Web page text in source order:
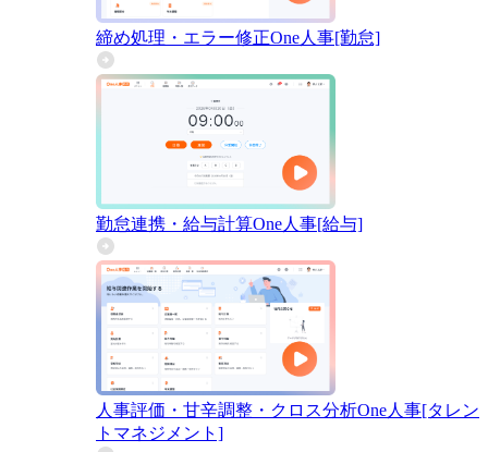
締め処理・エラー修正One人事[勤怠]
勤怠連携・給与計算One人事[給与]
人事評価・甘辛調整・クロス分析One人事[タレン
トマネジメント]